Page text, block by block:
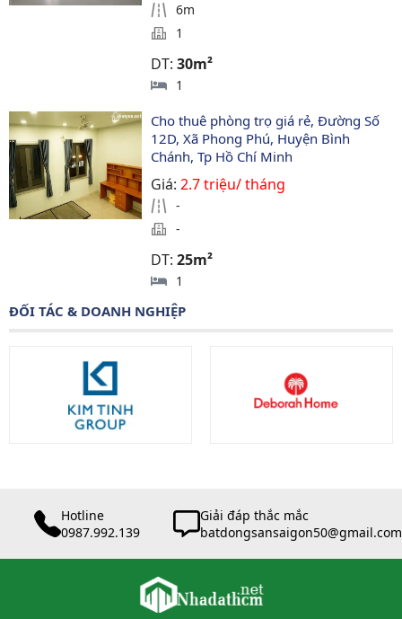
6m
1
DT:30m²
1
Cho thuê phòng trọ giá rẻ, Đường Số
12D, Xã Phong Phú, Huyện Bình
Chánh, Tp Hồ Chí Minh
Giá:2.7 triệu/ tháng
-
-
DT:25m²
1
ĐỐI TÁC & DOANH NGHIỆP
Hotline
0987.992.139
Giải đáp thắc mắc
batdongsansaigon50@gmail.com